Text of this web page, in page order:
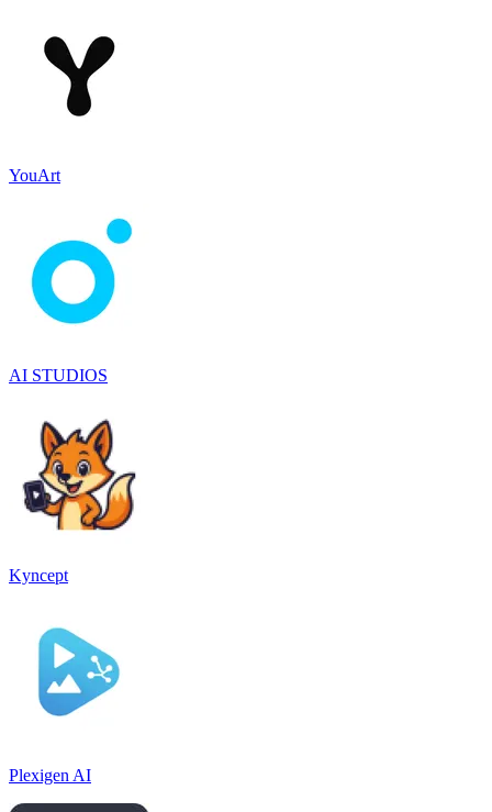
YouArt
AI STUDIOS
Kyncept
Plexigen AI